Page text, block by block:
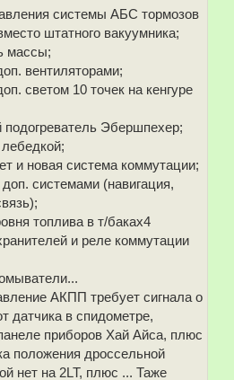
системы АБС тормозов
штатного вакуумника;
массы;
вентиляторами;
светом 10 точек на кенгуре
подогреватель Эбершпехер;
и новая система коммутации;
системами (навигация,
топлива в т/баках4
и реле коммутации
АКПП требует сигнала о
датчика в спидометре,
приборов Хай Айса, плюс
положения дроссельной
нет на 2LT, плюс ... Таже